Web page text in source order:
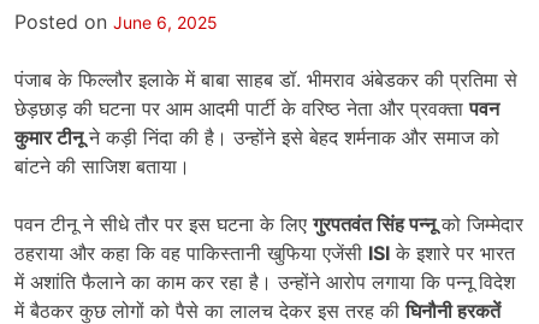
Posted on June 6, 2025
पंजाब के फिल्लौर इलाके में बाबा साहब डॉ. भीमराव अंबेडकर की प्रतिमा से
छेड़छाड़ की घटना पर आम आदमी पार्टी के वरिष्ठ नेता और प्रवक्तापवन
कुमार टीनूने कड़ी निंदा की है। उन्होंने इसे बेहद शर्मनाक और समाज को
बांटने की साजिश बताया।
पवन टीनू ने सीधे तौर पर इस घटना के लिएगुरपतवंत सिंह पन्नूको जिम्मेदार
ठहराया और कहा कि वह पाकिस्तानी खुफिया एजेंसी ISI के इशारे पर भारत
में अशांति फैलाने का काम कर रहा है। उन्होंने आरोप लगाया कि पन्नू विदेश
में बैठकर कुछ लोगों को पैसे का लालच देकर इस तरह कीघिनौनी हरकतें